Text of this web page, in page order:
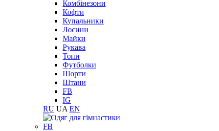
Комбінезони
Кофти
Купальники
Лосини
Майки
Рукава
Топи
Футболки
Шорти
Штани
FB
IG
RU UA EN
FB